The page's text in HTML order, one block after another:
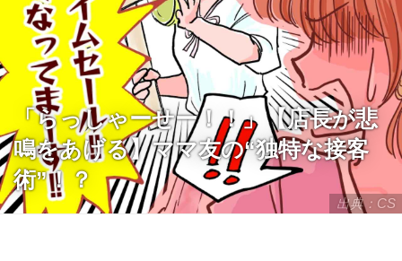
出典：CS
「らっしゃーせー！！」【店長が悲
鳴をあげる】ママ友の“独特な接客
術”！？